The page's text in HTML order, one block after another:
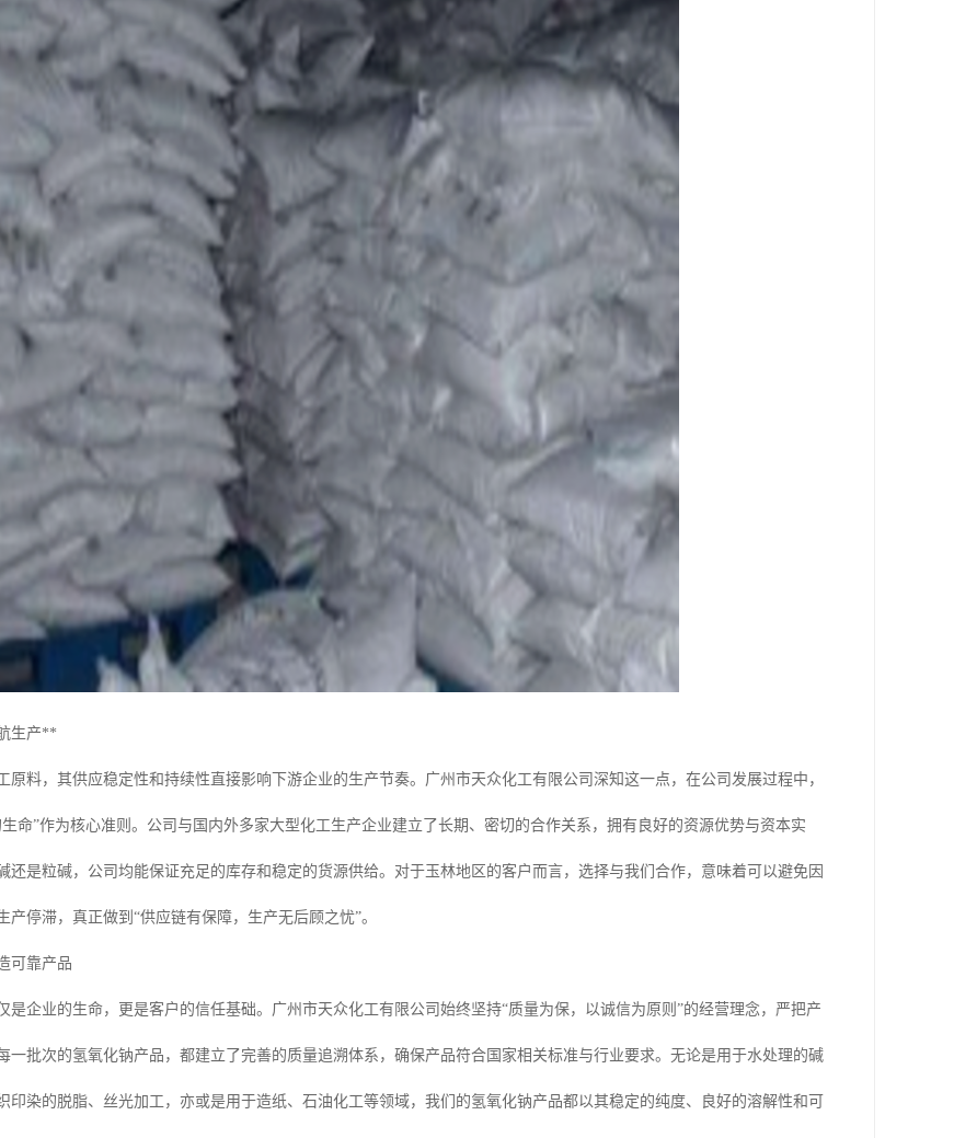
生产**
原料，其供应稳定性和持续性直接影响下游企业的生产节奏。广州市天众化工有限公司深知这一点，在公司发展过程中，
命”作为核心准则。公司与国内外多家大型化工生产企业建立了长期、密切的合作关系，拥有良好的资源优势与资本实
还是粒碱，公司均能保证充足的库存和稳定的货源供给。对于玉林地区的客户而言，选择与我们合作，意味着可以避免因
产停滞，真正做到“供应链有保障，生产无后顾之忧”。
可靠产品
是企业的生命，更是客户的信任基础。广州市天众化工有限公司始终坚持“质量为保，以诚信为原则”的经营理念，严把产
一批次的氢氧化钠产品，都建立了完善的质量追溯体系，确保产品符合国家相关标准与行业要求。无论是用于水处理的碱
印染的脱脂、丝光加工，亦或是用于造纸、石油化工等领域，我们的氢氧化钠产品都以其稳定的纯度、良好的溶解性和可